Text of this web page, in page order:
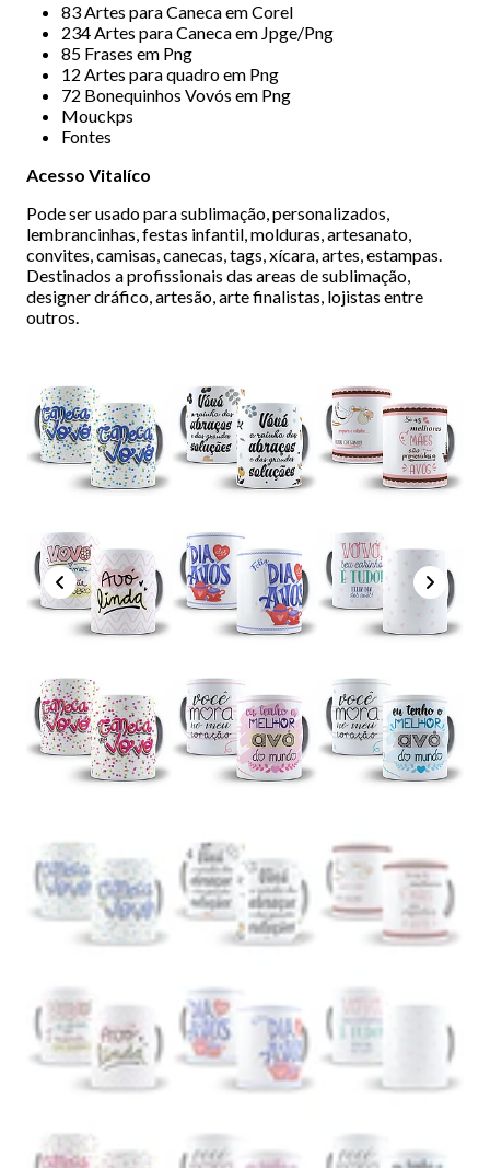
83 Artes para Caneca em Corel
234 Artes para Caneca em Jpge/Png
85 Frases em Png
12 Artes para quadro em Png
72 Bonequinhos Vovós em Png
Mouckps
Fontes
Acesso Vitalíco
Pode ser usado para sublimação, personalizados,
lembrancinhas, festas infantil, molduras, artesanato,
convites, camisas, canecas, tags, xícara, artes, estampas.
Destinados a profissionais das areas de sublimação,
designer dráfico, artesão, arte finalistas, lojistas entre
outros.